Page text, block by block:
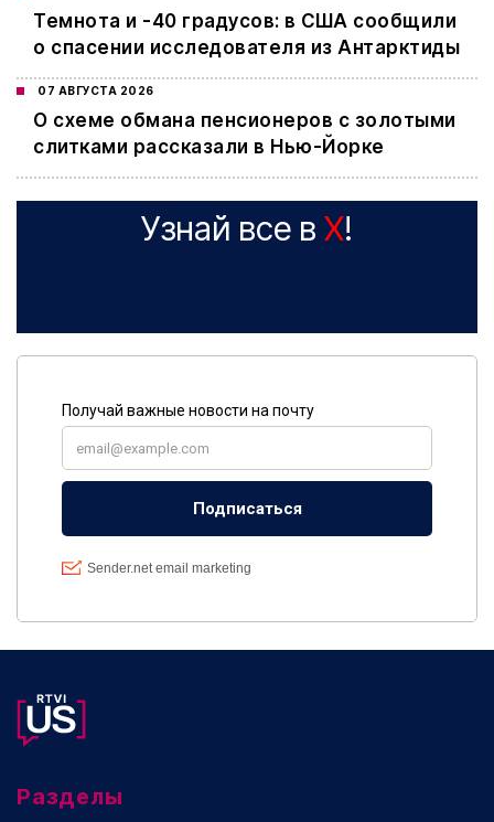
Темнота и -40 градусов: в США сообщили
о спасении исследователя из Антарктиды
07 АВГУСТА 2026
О схеме обмана пенсионеров с золотыми
слитками рассказали в Нью-Йорке
Узнай все в X!
Разделы